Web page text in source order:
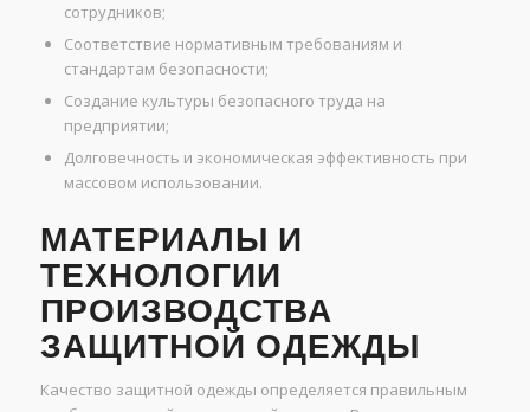
сотрудников;
Соответствие нормативным требованиям и
стандартам безопасности;
Создание культуры безопасного труда на
предприятии;
Долговечность и экономическая эффективность при
массовом использовании.
МАТЕРИАЛЫ И
ТЕХНОЛОГИИ
ПРОИЗВОДСТВА
ЗАЩИТНОЙ ОДЕЖДЫ
Качество защитной одежды определяется правильным